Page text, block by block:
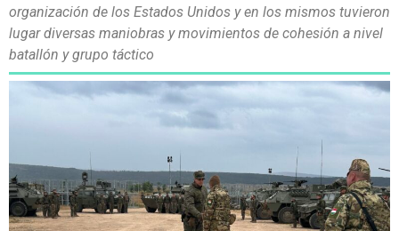
organización de los Estados Unidos y en los mismos tuvieron
lugar diversas maniobras y movimientos de cohesión a nivel
batallón y grupo táctico